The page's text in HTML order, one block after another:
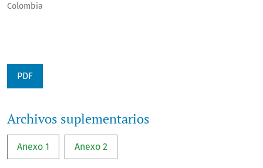
Colombia
PDF
Archivos suplementarios
Anexo 1 Anexo 2